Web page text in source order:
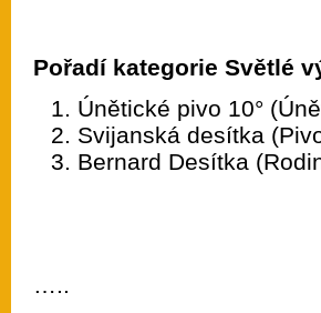
Pořadí kategorie Světlé
Únětické pivo 10°
Svijanská desítka
Bernard Desítka
…..